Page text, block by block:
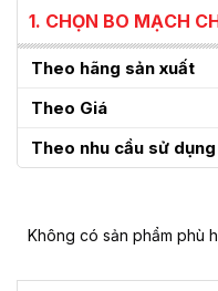
1. CHỌN BO MẠCH
Theo hãng sản xuất
Theo Giá
Theo nhu cầu sử dụng
Không có sản phẩm phù